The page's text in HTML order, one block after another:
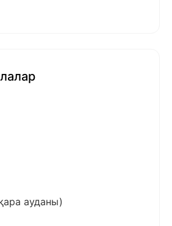
ауданы)